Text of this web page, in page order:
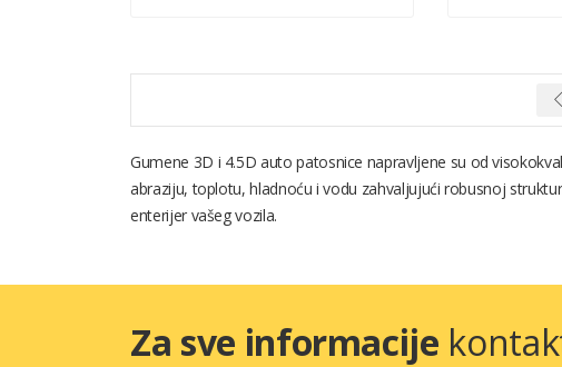
Gumene 3D i 4.5D auto patosnice napravljene su od
abraziju, toplotu, hladnoću i vodu zahvaljujući robusnoj
enterijer vašeg vozila.
Za sve informacije